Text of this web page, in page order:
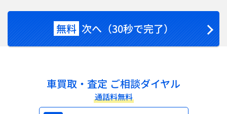
無料 次へ（30秒で完了）
車買取・査定 ご相談ダイヤル
通話料無料